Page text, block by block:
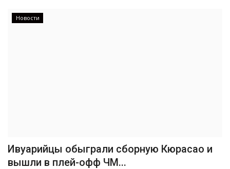
Новости
Ивуарийцы обыграли сборную Кюрасао и
вышли в плей-офф ЧМ...